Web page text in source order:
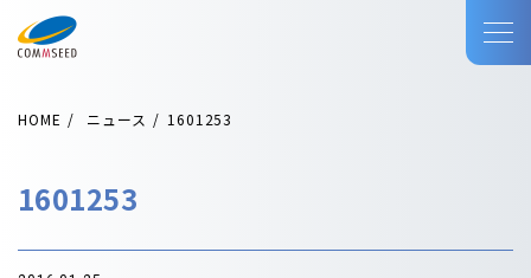
HOME ニュース 1601253
1601253